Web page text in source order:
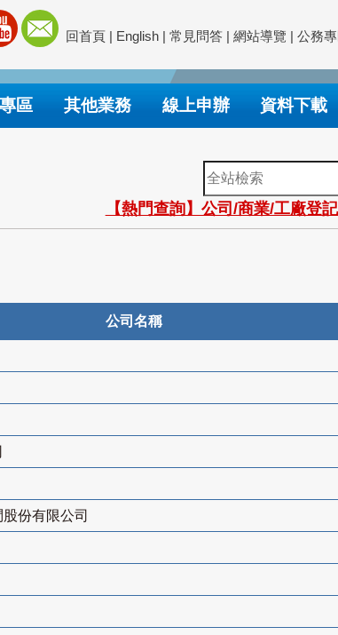
回首頁 | English | 常見問答 | 網站導覽 | 公務
區 其他業務 線上申辦 資料下載
全
站
檢
索
【熱門查詢】公司/商業/工廠登
公司名稱
份有限公司